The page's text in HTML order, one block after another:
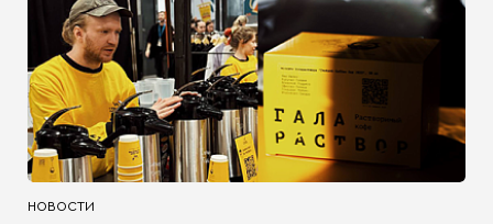
НОВОСТИ